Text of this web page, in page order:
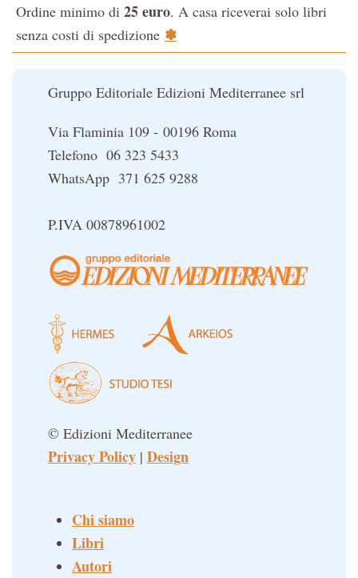
La Cabala
Il potere del serpente
Ordine minimo di 25 euro. A casa riceverai solo libri
senza costi di spedizione ✽
Gruppo Editoriale Edizioni Mediterranee srl
Via Flaminia 109 - 00196 Roma
Telefono 06 323 5433
WhatsApp 371 625 9288
P.IVA 00878961002
© Edizioni Mediterranee
Privacy Policy | Design
Chi siamo
Libri
Autori